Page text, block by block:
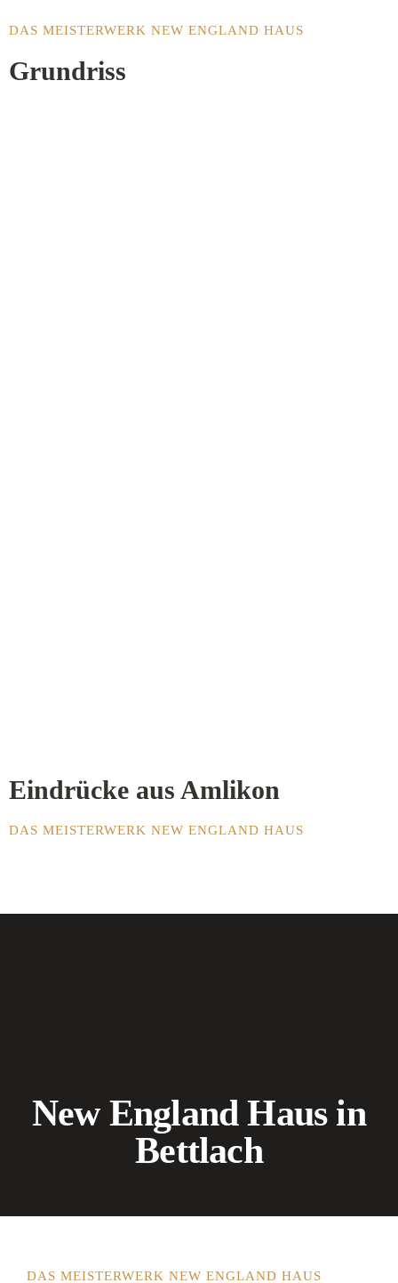
DAS MEISTERWERK NEW ENGLAND HAUS
Grundriss
Eindrücke aus Amlikon
DAS MEISTERWERK NEW ENGLAND HAUS
New England Haus in
Bettlach
DAS MEISTERWERK NEW ENGLAND HAUS